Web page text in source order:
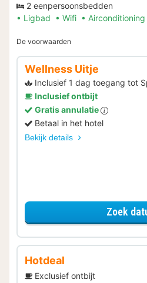
2 eenpersoonsbedden
Ligbad
Wifi Airconditioning
De voorwaarden
Wellness Uitje
Inclusief 1 dag toegang tot
Inclusief ontbijt
Gratis annulatie
Betaal in het hotel
Bekijk details
Zoek
Hotdeal
Exclusief ontbijt